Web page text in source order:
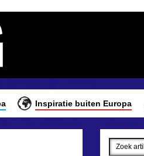
Inspiratie buiten Europa